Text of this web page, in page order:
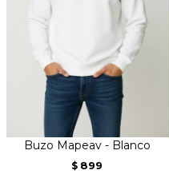
Buzo Mapeav - Blanco
$ 899